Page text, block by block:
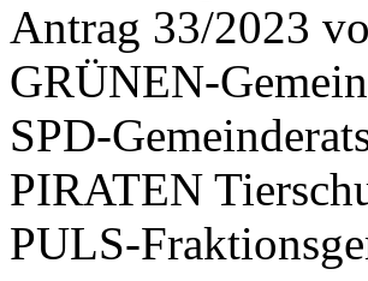
Antrag 33/2023
GRÜNEN-
SPD-
PIRATEN
PULS-